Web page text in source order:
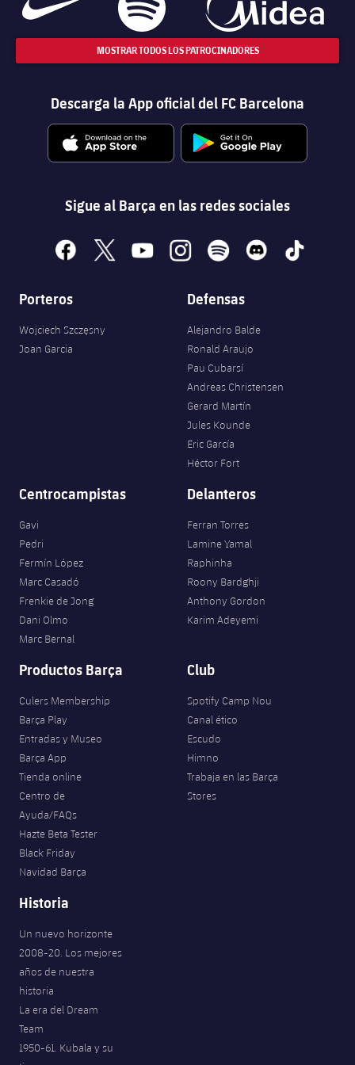
MOSTRAR TODOS LOS PATROCINADORES
Descarga la App oficial del FC Barcelona
Sigue al Barça en las redes sociales
facebook
x youtubeinstagramspotify discord tiktok
Porteros
Wojciech Szczęsny
Joan Garcia
Defensas
Alejandro Balde
Ronald Araujo
Pau Cubarsí
Andreas Christensen
Gerard Martín
Jules Kounde
Eric García
Héctor Fort
Centrocampistas
Gavi
Pedri
Fermín López
Marc Casadó
Frenkie de Jong
Dani Olmo
Marc Bernal
Delanteros
Ferran Torres
Lamine Yamal
Raphinha
Roony Bardghji
Anthony Gordon
Karim Adeyemi
Productos Barça
Culers Membership
Barça Play
Entradas y Museo
Barça App
Tienda online
Centro de
Ayuda/FAQs
Hazte Beta Tester
Black Friday
Navidad Barça
Club
Spotify Camp Nou
Canal ético
Escudo
Himno
Trabaja en las Barça
Stores
Historia
Un nuevo horizonte
2008-20. Los mejores
años de nuestra
historia
La era del Dream
Team
1950-61. Kubala y su